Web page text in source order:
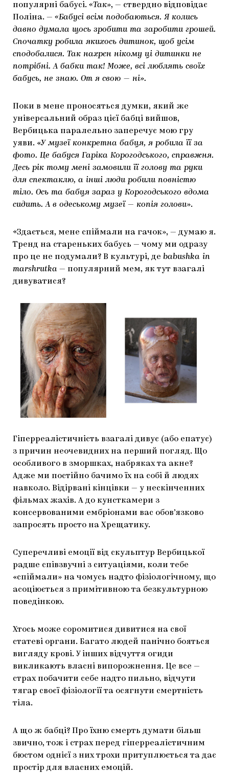
популярні бабусі. «Так», — ствердно відповідає
Поліна. — «Бабусі всім подобаються. Я колись
давно думала щось зробити та заробити грошей.
Спочатку робила якихось дитинок, щоб усім
сподобалися. Так нахрєн нікому ці дитинки не
потрібні. А бабки так! Може, всі люблять своїх
бабусь, не знаю. От я свою — ні».
Поки в мене проносяться думки, який же
універсальний образ цієї бабці вийшов,
Вербицька паралельно заперечує мою гру
уяви. «У музеї конкретна бабця, я робила її за
фото. Це бабуся Гаріка Корогодського, справжня.
Десь рік тому мені замовили її голову та руки
для спектаклю, а інші люди робили повністю
тіло. Ось та бабця зараз у Корогодського вдома
сидить. А в одеському музеї — копія голови».
«Здається, мене спіймали на гачок», — думаю я.
Тренд на стареньких бабусь — чому ми одразу
про це не подумали? В культурі, де babushka in
marshrutka — популярний мем, як тут взагалі
дивуватися?
Гіперреалістичність взагалі дивує (або епатує)
з причин неочевидних на перший погляд. Що
особливого в зморшках, набряках та акне?
Адже ми постійно бачимо їх на собі й людях
навколо. Відірвані кінцівки — у нескінченних
фільмах жахів. А до кунсткамери з
консервованими ембріонами вас обов’язково
запросять просто на Хрещатику.
Суперечливі емоції від скульптур Вербицької
радше співзвучні з ситуаціями, коли тебе
«спіймали» на чомусь надто фізіологічному, що
асоціюється з примітивною та безкультурною
поведінкою.
Хтось може соромитися дивитися на свої
статеві органи. Багато людей панічно бояться
вигляду крові. У інших відчуття огиди
викликають власні випорожнення. Це все —
страх побачити себе надто пильно, відчути
тягар своєї фізіології та осягнути смертність
тіла.
А що ж бабці? Про їхню смерть думати більш
звично, тож і страх перед гіперреалістичним
бюстом однієї з них трохи притуплюється та дає
простір для власних емоцій.